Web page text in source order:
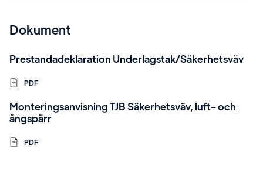
Dokument
Prestandadeklaration Underlagstak/Säkerhetsväv
PDF
Monteringsanvisning TJB Säkerhetsväv, luft- och
ångspärr
PDF